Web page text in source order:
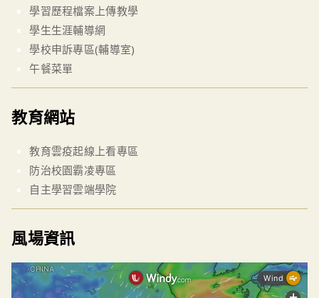
學習歷程檔案上傳教學
學生生涯輔導網
學校申訴專區(輔導室)
午餐菜單
教育網站
教育雲疫起線上看專區
防治校園霸凌專區
自主學習雲端學院
風場資訊